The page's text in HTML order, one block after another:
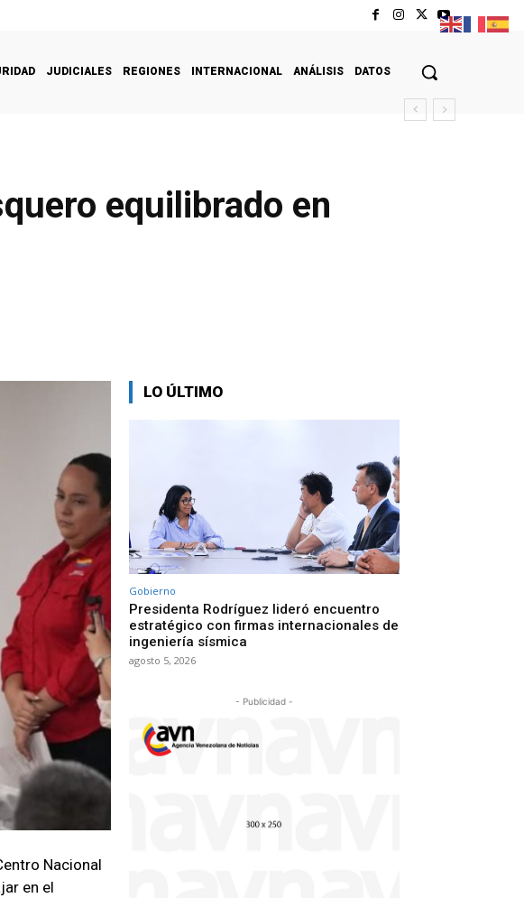
JUDICIALES REGIONES INTERNACIONAL ANÁLISIS DATOS
equilibrado en
Nacional
en el
LO ÚLTIMO
Gobierno
Presidenta Rodríguez lideró encuentro
estratégico con firmas internacionales de
ingeniería sísmica
agosto 5, 2026
- Publicidad -